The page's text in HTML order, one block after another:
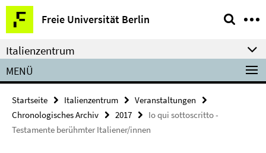
Springe
direkt
zu
Inhalt
Freie Universität Berlin
Service-
Navigation
Italienzentrum
MENÜ
Startseite Italienzentrum
Veranstaltungen
Chronologisches Archiv
2017
Io qui sottoscritto -
Testamente berühmter Italiener/innen